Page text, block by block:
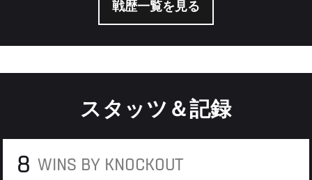
戦歴一覧を見る
スタッツ＆記録
8 WINS BY KNOCKOUT